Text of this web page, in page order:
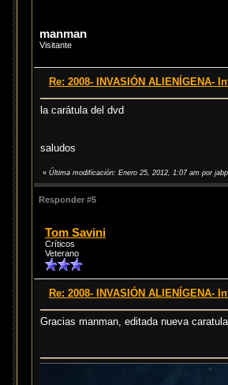
manman
Visitante
Re: 2008- INVASIÓN ALIENÍGENA-
la carátula del dvd
saludos
« Última modificación: Enero 25, 2012, 1:07 am por
Responder #5
Tom Savini
Críticos
Veterano
Re: 2008- INVASIÓN ALIENÍGENA-
Gracias manman, editada nueva caratula